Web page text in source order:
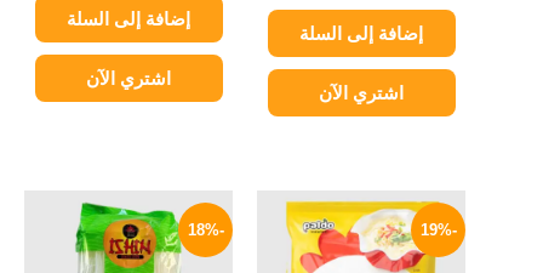
إضافة إلى السلة
اشتري الآن
إضافة إلى السلة
اشتري الآن
-19%
السعر
الأصلي
هو:
140 EGP.
السعر
الحالي
هو:
114 EGP.
-18%
الأصلي
هو:
145 EGP.
السعر
الحالي
هو:
119 EGP.